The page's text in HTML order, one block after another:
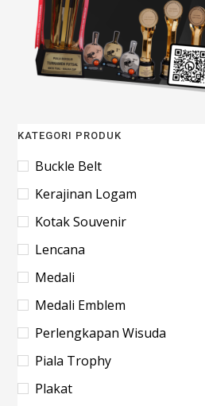
KATEGORI PRODUK
Buckle Belt
Kerajinan Logam
Kotak Souvenir
Lencana
Medali
Medali Emblem
Perlengkapan Wisuda
Piala Trophy
Plakat